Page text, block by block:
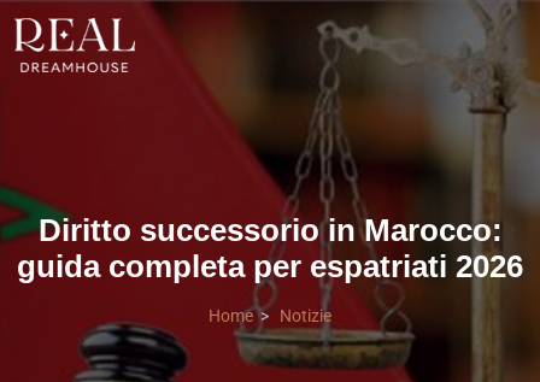
Diritto successorio in Marocco:
guida completa per espatriati 2026
Home Notizie